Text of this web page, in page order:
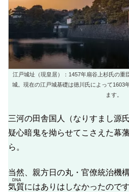
江戸城址（現皇居）：1457年扇谷上杉氏の重
城。現在の江戸城基礎は徳川氏によって1603
ます。
三河の田舎国人（なりすまし源
疑心暗鬼を拗らせてこさえた幕
ら。
当然、親方日の丸・官僚統治機
気質
DNA
にはありはしなかったのです